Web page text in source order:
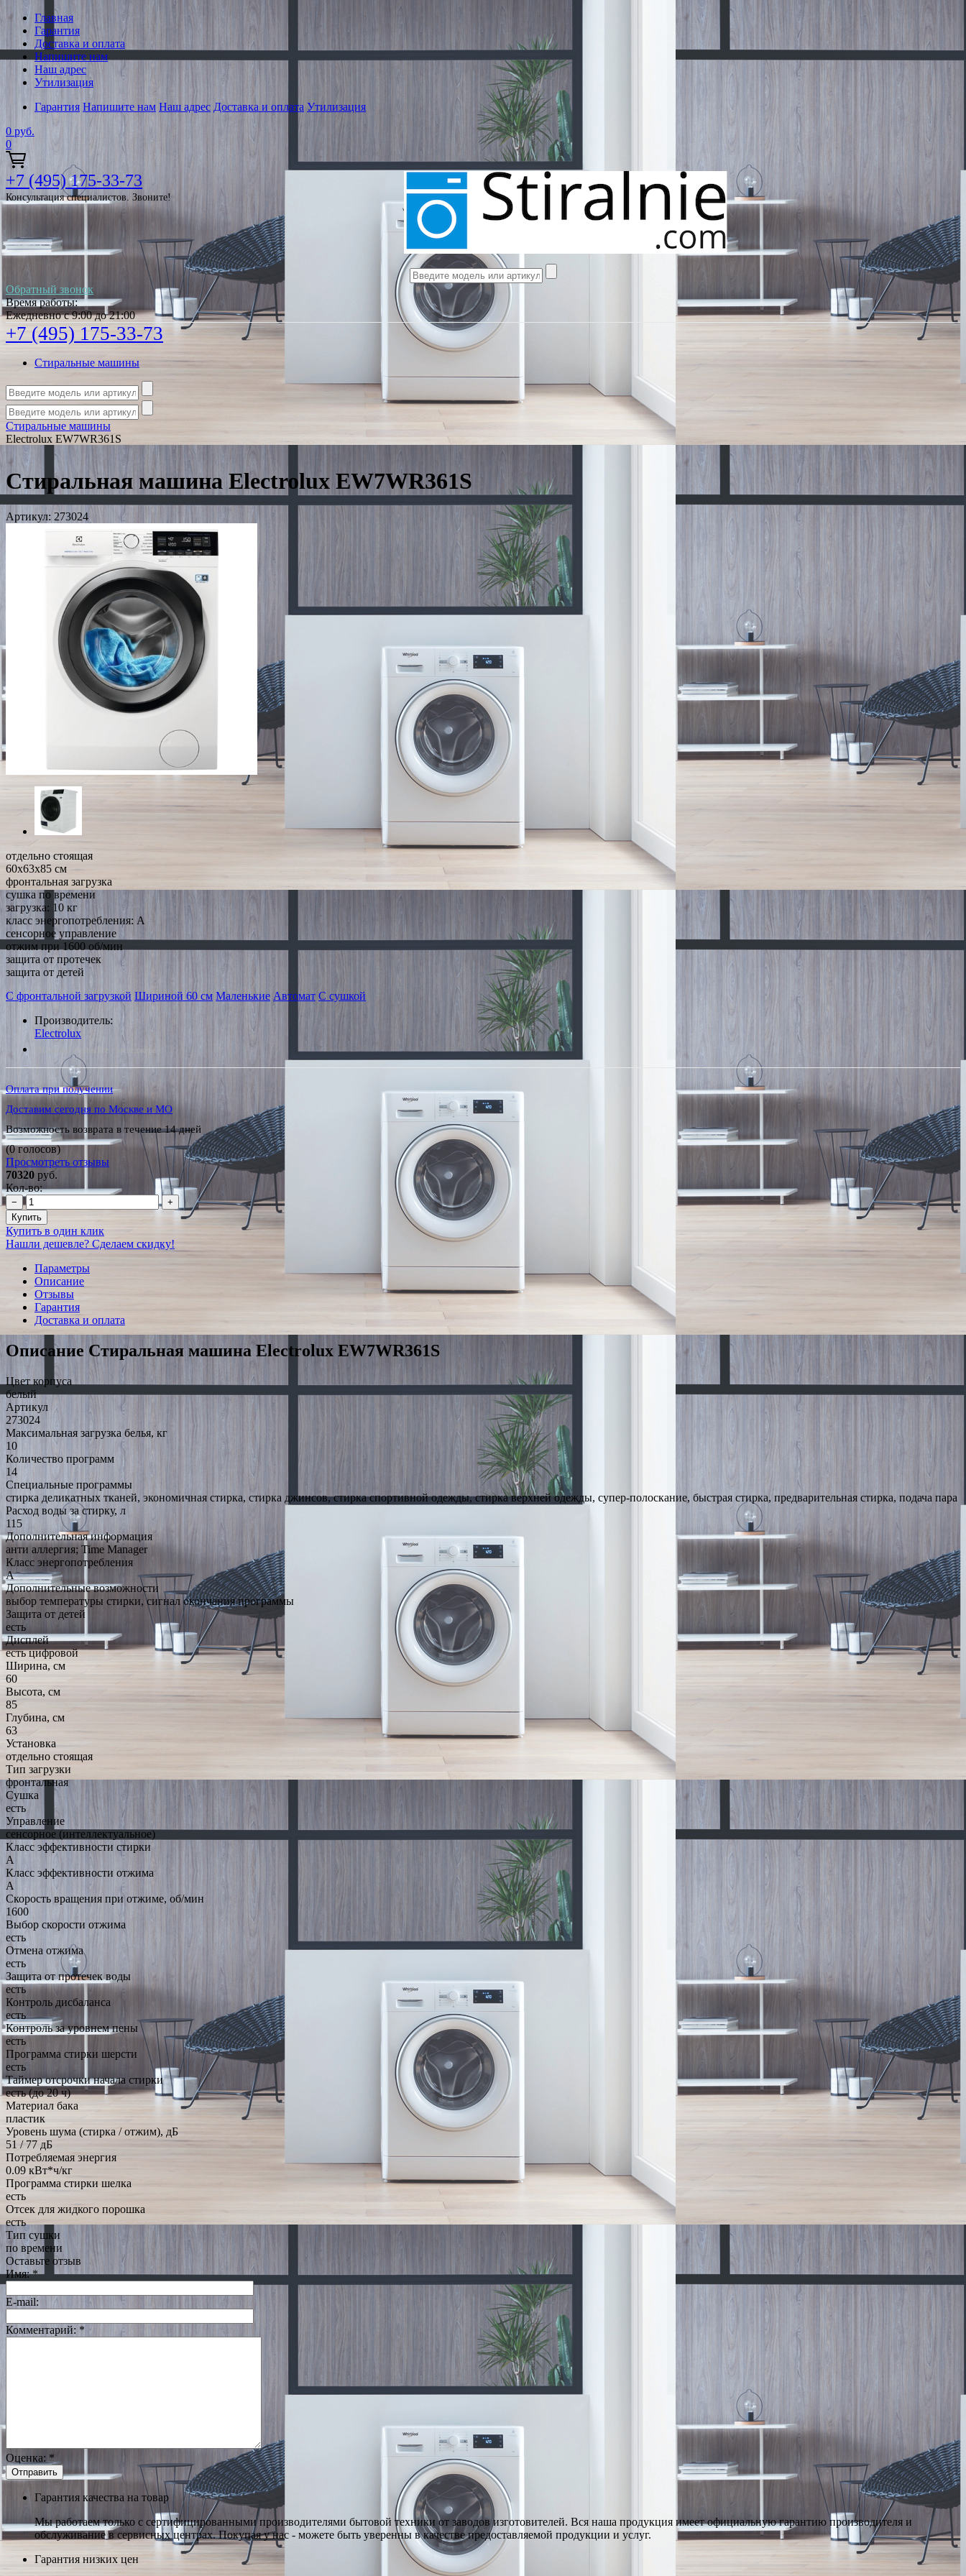
Главная
Гарантия
Доставка и оплата
Напишите нам
Наш адрес
Утилизация
Гарантия Напишите нам Наш адрес Доставка и оплата Утилизация
0 руб.
0
+7 (495) 175-33-73
Консультация специалистов. Звоните!
Обратный звонок
Время работы:
Ежедневно с 9:00 до 21:00
+7 (495) 175-33-73
Стиральные машины
Стиральные машины
Electrolux EW7WR361S
Стиральная машина Electrolux EW7WR361S
Артикул: 273024
отдельно стоящая
60x63x85 см
фронтальная загрузка
сушка по времени
загрузка: 10 кг
класс энергопотребления: A
сенсорное управление
отжим при 1600 об/мин
защита от протечек
защита от детей
С фронтальной загрузкой Шириной 60 см Маленькие Автомат С сушкой
Производитель:
Electrolux
*Наличие уточняйте у менеджера
Оплата при получении
Доставим сегодня по Москве и МО
Возможность возврата в течение 14 дней
(0 голосов)
Просмотреть отзывы
70320 руб.
Кол-во:
−
+
Купить
Купить в один клик
Нашли дешевле? Сделаем скидку!
Параметры
Описание
Отзывы
Гарантия
Доставка и оплата
Описание Стиральная машина Electrolux EW7WR361S
Цвет корпуса
белый
Артикул
273024
Максимальная загрузка белья, кг
10
Количество программ
14
Специальные программы
стирка деликатных тканей, экономичная стирка, стирка джинсов, стирка спортивной одежды, стирка верхней одежды, супер-полоскание, быстрая стирка, предварительная стирка, подача пара
Расход воды за стирку, л
115
Дополнительная информация
анти аллергия; Time Manager
Класс энергопотребления
A
Дополнительные возможности
выбор температуры стирки, сигнал окончания программы
Защита от детей
есть
Дисплей
есть цифровой
Ширина, см
60
Высота, см
85
Глубина, см
63
Установка
отдельно стоящая
Тип загрузки
фронтальная
Сушка
есть
Управление
сенсорное (интеллектуальное)
Класс эффективности стирки
A
Класс эффективности отжима
A
Скорость вращения при отжиме, об/мин
1600
Выбор скорости отжима
есть
Отмена отжима
есть
Защита от протечек воды
есть
Контроль дисбаланса
есть
Контроль за уровнем пены
есть
Программа стирки шерсти
есть
Таймер отсрочки начала стирки
есть (до 20 ч)
Материал бака
пластик
Уровень шума (стирка / отжим), дБ
51 / 77 дБ
Потребляемая энергия
0.09 кВт*ч/кг
Программа стирки шелка
есть
Отсек для жидкого порошка
есть
Тип сушки
по времени
Оставьте отзыв
Имя:*
E-mail:
Комментарий: *
Оценка: *
Гарантия качества на товар
Мы работаем только с сертифицированными производителями бытовой техники от заводов изготовителей. Вся наша продукция имеет официальную гарантию производителя и
обслуживание в сервисных центрах. Покупая у нас - можете быть уверенны в качестве предоставляемой продукции и услуг.
Гарантия низких цен